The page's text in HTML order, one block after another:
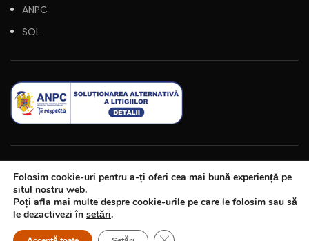
ANPC
SOL
Site creat și administrat de Agenția de Marketing online
Folosim cookie-uri pentru a-ți oferi cea mai bună experiență pe
situl nostru web.
Poți afla mai multe despre cookie-urile pe care le folosim sau să
le dezactivezi în setări.
Close GDPR Cookie Banner